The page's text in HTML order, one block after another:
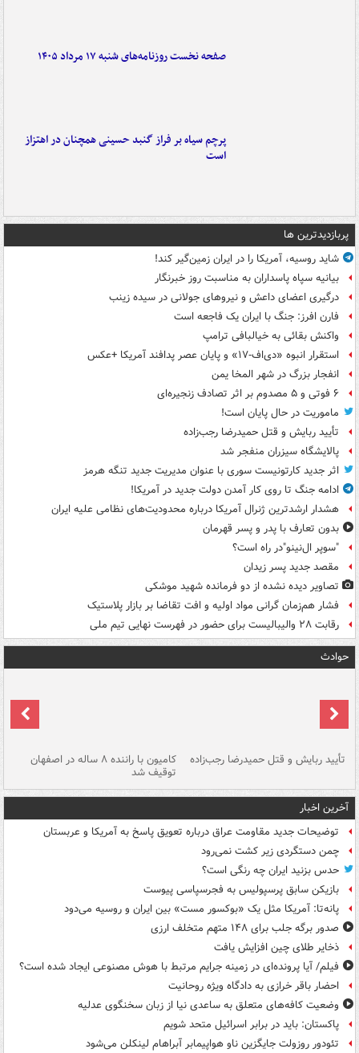
صفحه نخست روزنامه‌های شنبه ۱۷ مرداد ۱۴۰۵
پرچم سیاه بر فراز گنبد حسینی همچنان در اهتزاز
است
پربازدیدترین ها
شاید روسیه، آمریکا را در ایران زمین‌گیر کند!
بیانیه سپاه پاسداران به مناسبت روز خبرنگار
درگیری اعضای داعش و نیروهای جولانی در سیده زینب
فارن افرز: جنگ با ایران یک فاجعه است
واکنش بقائی به خیالبافی ترامپ
استقرار انبوه «دی‌اف‑۱۷» و پایان عصر پدافند آمریکا +عکس
انفجار بزرگ در شهر المخا یمن
۶ فوتی و ۵ مصدوم بر اثر تصادف زنجیره‌ای
ماموریت در حال پایان است!
تأیید ربایش و قتل حمیدرضا رجب‌زاده
پالایشگاه سیزران منفجر شد
اثر جدید کارتونیست سوری با عنوان مدیریت جدید تنگه هرمز
ادامه جنگ تا روی کار آمدن دولت جدید در آمریکا!
هشدار ارشدترین ژنرال آمریکا درباره محدودیت‌های نظامی علیه ایران
بدون تعارف با پدر و پسر قهرمان
"سوپر ال‌نینو"در راه است؟
مقصد جدید پسر زیدان
تصاویر دیده‌ نشده از دو فرمانده شهید موشکی
فشار هم‌زمان گرانی مواد اولیه و افت تقاضا بر بازار پلاستیک
رقابت ۲۸ والیبالیست برای حضور در فهرست نهایی تیم ملی
حوادث
تأیید ربایش و قتل حمیدرضا رجب‌زاده کامیون با راننده ۸ ساله در اصفهان
توقیف شد
آخرین اخبار
توضیحات جدید مقاومت عراق درباره تعویق پاسخ به آمریکا و عربستان
چمن دستگردی زیر کشت نمی‌رود
حدس بزنید ایران چه رنگی است؟
بازیکن سابق پرسپولیس به فجرسپاسی پیوست
پانه‌تا: آمریکا مثل یک «بوکسور مست» بین ایران و روسیه می‌دود
صدور برگه جلب برای ۱۴۸ متهم متخلف ارزی
ذخایر طلای چین افزایش یافت
فیلم/ آیا پرونده‌ای در زمینه جرایم مرتبط با هوش مصنوعی ایجاد شده است؟
احضار باقر خرازی به دادگاه ویژه روحانیت
وضعیت کافه‌های متعلق به ساعدی نیا از زبان سخنگوی عدلیه
پاکستان: باید در برابر اسرائیل متحد شویم
تئودور روزولت جایگزین ناو هواپیمابر آبراهام لینکلن می‌شود